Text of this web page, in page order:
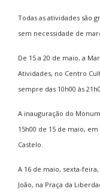
Todas as atividades são
sem necessidade de
De 15 a 20 de maio, a
Atividades, no Centro
sempre das 10h00 às
A inauguração do
15h00 de 15 de maio,
Castelo.
A 16 de maio, sexta-
João, na Praça da